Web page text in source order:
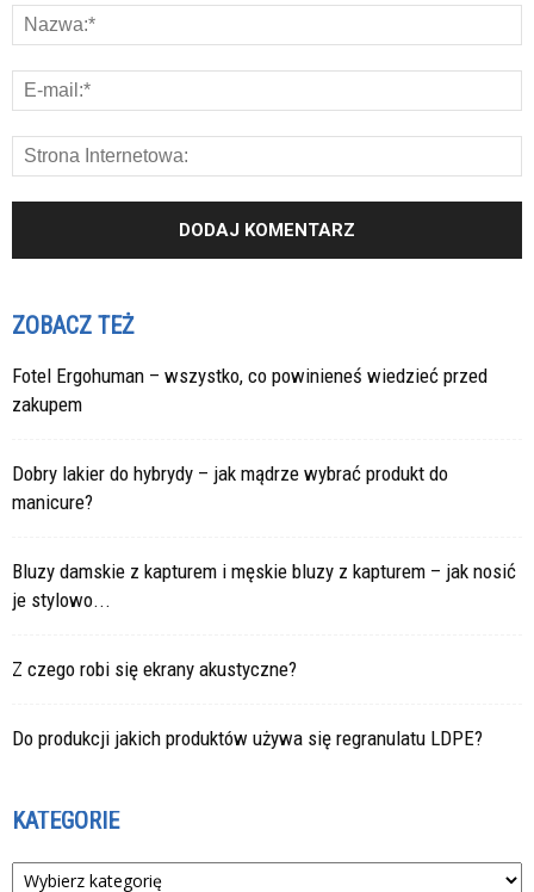
ZOBACZ TEŻ
Fotel Ergohuman – wszystko, co powinieneś wiedzieć przed
zakupem
Dobry lakier do hybrydy – jak mądrze wybrać produkt do
manicure?
Bluzy damskie z kapturem i męskie bluzy z kapturem – jak nosić
je stylowo...
Z czego robi się ekrany akustyczne?
Do produkcji jakich produktów używa się regranulatu LDPE?
KATEGORIE
Kategorie